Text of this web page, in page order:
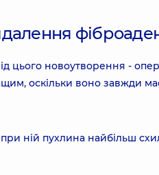
цього новоутворення -
оскільки воно завжди
ній пухлина найбільш